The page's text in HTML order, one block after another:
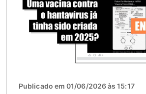
Publicado em 01/06/2026 às 15:17